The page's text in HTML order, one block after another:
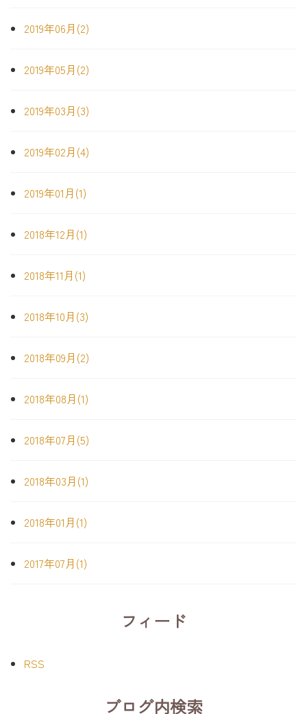
2019年06月(2)
2019年05月(2)
2019年03月(3)
2019年02月(4)
2019年01月(1)
2018年12月(1)
2018年11月(1)
2018年10月(3)
2018年09月(2)
2018年08月(1)
2018年07月(5)
2018年03月(1)
2018年01月(1)
2017年07月(1)
フィード
RSS
ブログ内検索